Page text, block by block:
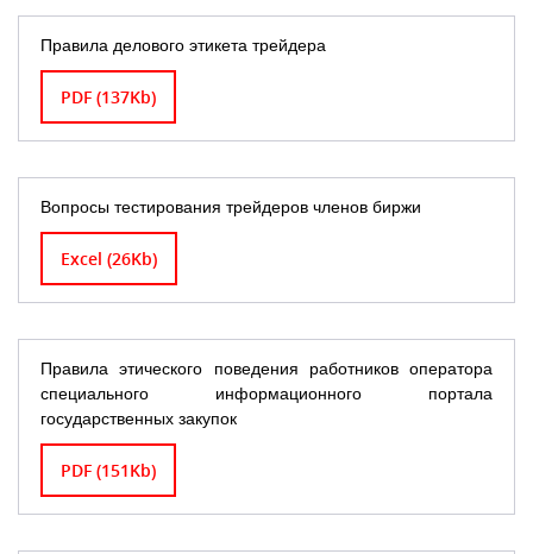
Правила делового этикета трейдера
PDF (137Kb)
Вопросы тестирования трейдеров членов биржи
Excel (26Kb)
Правила этического поведения работников оператора
специального информационного портала
государственных закупок
PDF (151Kb)